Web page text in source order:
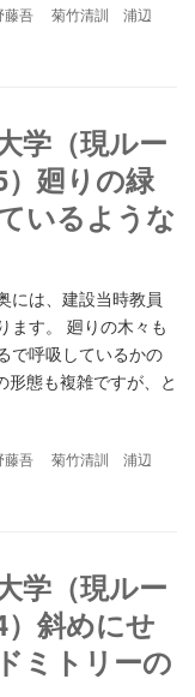
藤吾 菊竹清訓 浦辺
学（現ルー
廻りの緑
いるような
には、建設当時教員
ます。 廻りの木々も
で呼吸しているかの
態も複雑ですが、と
藤吾 菊竹清訓 浦辺
学（現ルー
斜めにせ
ミトリーの